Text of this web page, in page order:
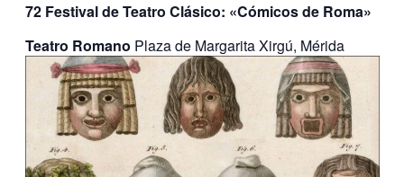
72 Festival de Teatro Clásico: «Cómicos de Roma»
Teatro Romano Plaza de Margarita Xirgú, Mérida